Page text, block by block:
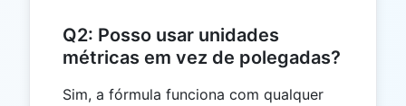
Q2: Posso usar unidades
métricas em vez de polegadas?
Sim, a fórmula funciona com qualquer